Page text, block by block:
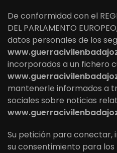
De conformidad con el
DEL PARLAMENTO
datos personales de los
incorporados a un fichero
mantenerle informados a
sociales sobre noticias
Su petición para
su consentimiento para